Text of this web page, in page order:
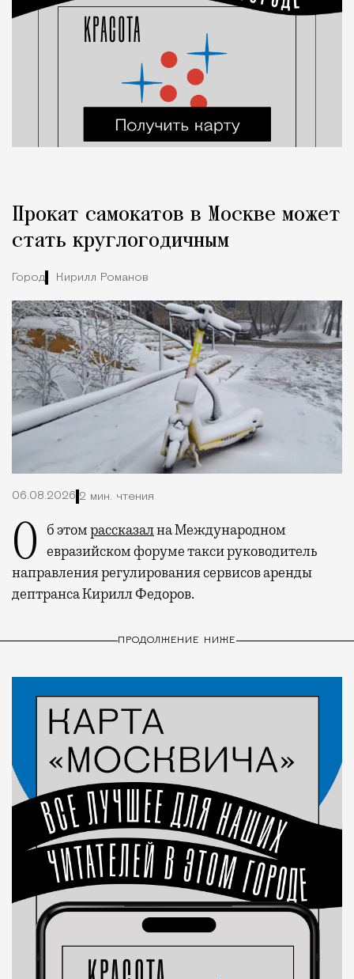
Прокат самокатов в Москве может
стать круглогодичным
Город Кирилл Романов
06.08.2026 2 мин. чтения
Об этомрассказална Международном
евразийском форуме такси руководитель
направления регулирования сервисов аренды
дептранса Кирилл Федоров.
ПРОДОЛЖЕНИЕ НИЖЕ